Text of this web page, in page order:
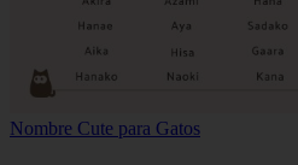
Nombre Cute para Gatos